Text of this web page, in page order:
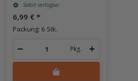
Sofort verfügbar
6,99 € *
Packung: 6 Stk.
Pkg.